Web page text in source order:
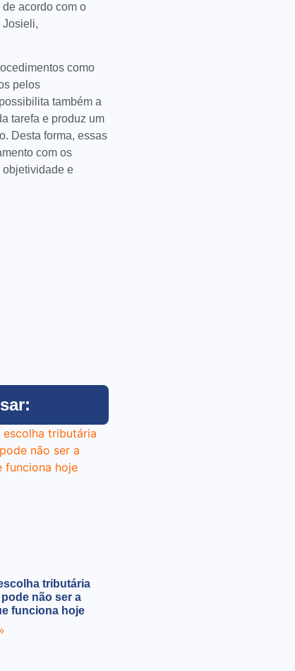
acordo com o
Josieli,
como
pelos
também a
tarefa e produz um
Desta forma, essas
com os
objetividade e
tributária
não ser a
funciona hoje